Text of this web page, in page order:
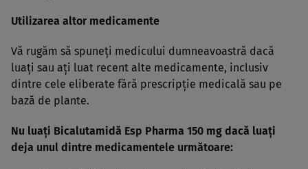
Utilizarea altor medicamente
Vă rugăm să spuneţi medicului dumneavoastră dacă
luaţi sau aţi luat recent alte medicamente, inclusiv
dintre cele eliberate fără prescripţie medicală sau pe
bază de plante.
Nu luaţi Bicalutamidă Esp Pharma 150 mg dacă luaţi
deja unul dintre medicamentele următoare: